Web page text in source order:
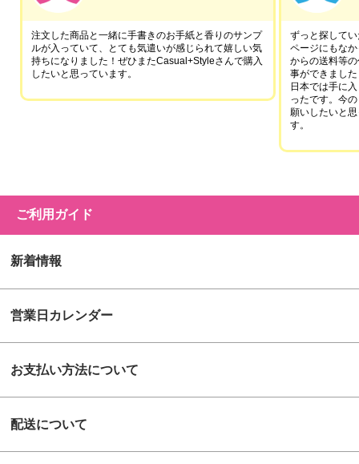
注文した商品と一緒に手書きのお手紙と香りのサンプ
ルが入っていて、とても気遣いが感じられて嬉しい気
持ちになりました！ぜひまたCasual+Styleさんで購入
したいと思っています。
ずっと探して
ページにもな
からの送料等
事ができました
日本では手に
ったです。今
願いしたいと
す。
ご利用ガイド
新着情報
営業日カレンダー
お支払い方法について
配送について